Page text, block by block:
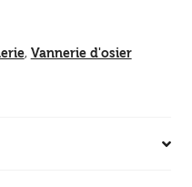
, Vannerie d'osier